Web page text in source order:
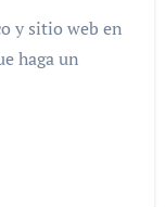
y sitio web en
haga un